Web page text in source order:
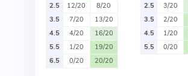
2.5
12/20
8/20
3.5
7/20
13/20
4.5
4/20
16/20
5.5
1/20
19/20
6.5
0/20 20/20
2.5
3/20
3.5
2/20
4.5
1/20
5.5
0/20